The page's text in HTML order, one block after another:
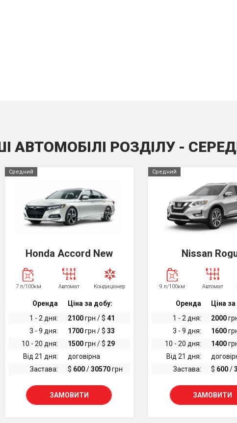
АВТОМОБІЛІ РОЗДІЛУ -
Средний
Honda Accord New
7 л/100км Автомат Кондиціонер
Оренда
Ціна за добу:
1 - 2 дня:
2100грн / $ 41
3 - 9 дня:
1700грн / $ 33
10 - 20 дня:
1500грн / $ 29
Від 21 дня:
договірна
Застава:
$ 600/30570грн
ЗАМОВИТИ
Средний
Nissan
9 л/100км Автомат
Оренда
Ціна
1 - 2 дня:
2000
3 - 9 дня:
1600
10 - 20 дня:
1400
Від 21 дня:
Застава:
$ 600/
ЗАМОВИТИ